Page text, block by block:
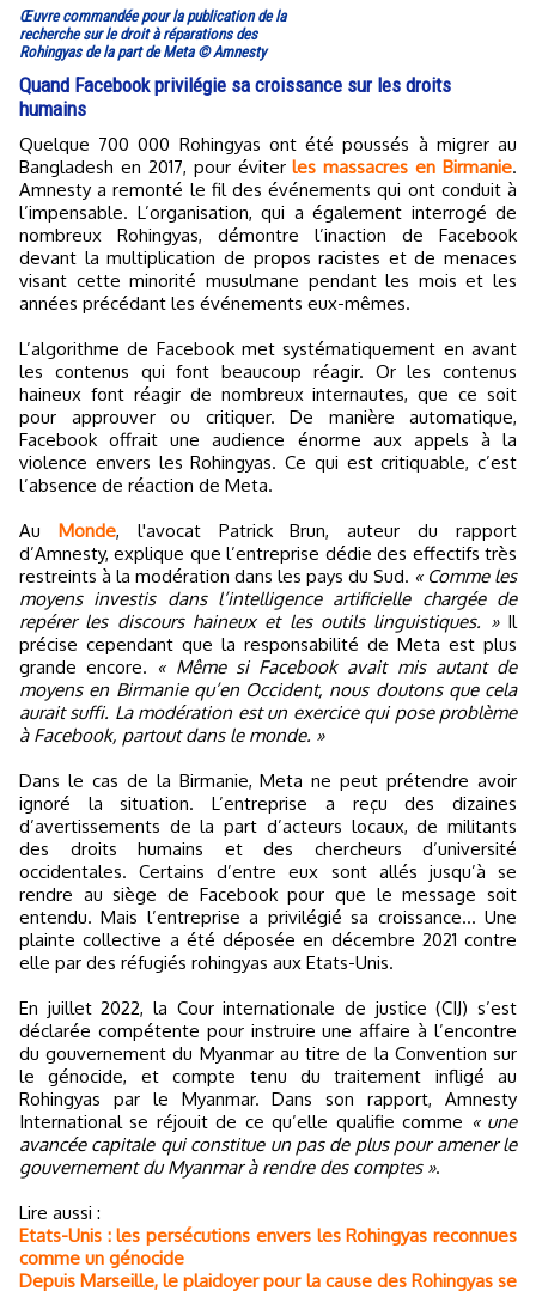
Œuvre commandée pour la publication de la
recherche sur le droit à réparations des
Rohingyas de la part de Meta © Amnesty
Quand Facebook privilégie sa croissance sur les droits
humains
Quelque 700 000 Rohingyas ont été poussés à migrer au
Bangladesh en 2017, pour éviterles massacres en Birmanie.
Amnesty a remonté le fil des événements qui ont conduit à
l’impensable. L’organisation, qui a également interrogé de
nombreux Rohingyas, démontre l’inaction de Facebook
devant la multiplication de propos racistes et de menaces
visant cette minorité musulmane pendant les mois et les
années précédant les événements eux-mêmes.
L’algorithme de Facebook met systématiquement en avant
les contenus qui font beaucoup réagir. Or les contenus
haineux font réagir de nombreux internautes, que ce soit
pour approuver ou critiquer. De manière automatique,
Facebook offrait une audience énorme aux appels à la
violence envers les Rohingyas. Ce qui est critiquable, c’est
l’absence de réaction de Meta.
Au Monde, l'avocat Patrick Brun, auteur du rapport
d’Amnesty, explique que l’entreprise dédie des effectifs très
restreints à la modération dans les pays du Sud. « Comme les
moyens investis dans l’intelligence artificielle chargée de
repérer les discours haineux et les outils linguistiques. »Il
précise cependant que la responsabilité de Meta est plus
grande encore. « Même si Facebook avait mis autant de
moyens en Birmanie qu’en Occident, nous doutons que cela
aurait suffi. La modération est un exercice qui pose problème
à Facebook, partout dans le monde. »
Dans le cas de la Birmanie, Meta ne peut prétendre avoir
ignoré la situation. L’entreprise a reçu des dizaines
d’avertissements de la part d’acteurs locaux, de militants
des droits humains et des chercheurs d’université
occidentales. Certains d’entre eux sont allés jusqu’à se
rendre au siège de Facebook pour que le message soit
entendu. Mais l’entreprise a privilégié sa croissance… Une
plainte collective a été déposée en décembre 2021 contre
elle par des réfugiés rohingyas aux Etats-Unis.
En juillet 2022, la Cour internationale de justice (CIJ) s’est
déclarée compétente pour instruire une affaire à l’encontre
du gouvernement du Myanmar au titre de la Convention sur
le génocide, et compte tenu du traitement infligé au
Rohingyas par le Myanmar. Dans son rapport, Amnesty
International se réjouit de ce qu’elle qualifie comme « une
avancée capitale qui constitue un pas de plus pour amener le
gouvernement du Myanmar à rendre des comptes ».
Lire aussi :
Etats-Unis : les persécutions envers les Rohingyas reconnues
comme un génocide
Depuis Marseille, le plaidoyer pour la cause des Rohingyas se